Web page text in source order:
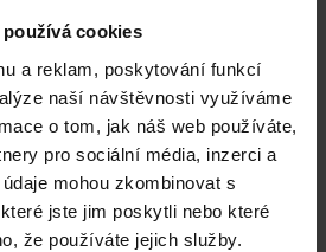
cookies
a reklam, poskytování funkcí
naší návštěvnosti využíváme
o tom, jak náš web používáte,
pro sociální média, inzerci a
mohou zkombinovat s
jste jim poskytli nebo které
že používáte jejich služby.
do košíku
bezpečnostní schůdky 1,32m